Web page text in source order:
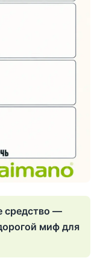
средство —
миф для